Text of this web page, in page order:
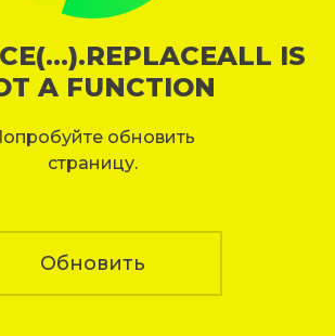
IS
A FUNCTION
обновить
страницу.
Обновить